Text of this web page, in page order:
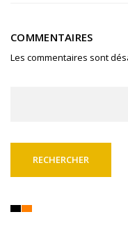
COMMENTAIRES
Les commentaires sont